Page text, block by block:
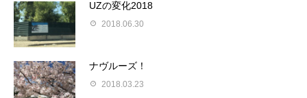
UZの変化2018
2018.06.30
ナヴルーズ！
2018.03.23